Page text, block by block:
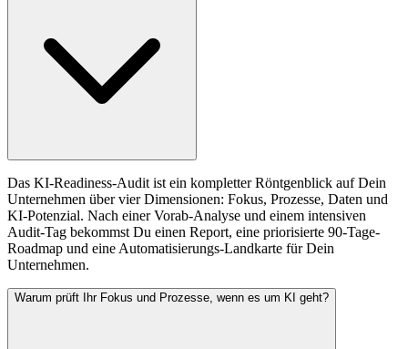
Das KI-Readiness-Audit ist ein kompletter Röntgenblick auf Dein
Unternehmen über vier Dimensionen: Fokus, Prozesse, Daten und
KI-Potenzial. Nach einer Vorab-Analyse und einem intensiven
Audit-Tag bekommst Du einen Report, eine priorisierte 90-Tage-
Roadmap und eine Automatisierungs-Landkarte für Dein
Unternehmen.
Warum prüft Ihr Fokus und Prozesse, wenn es um KI geht?